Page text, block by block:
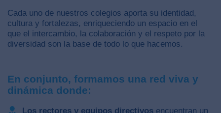
Cada uno de nuestros colegios aporta su identidad,
cultura y fortalezas, enriqueciendo un espacio en el
que el intercambio, la colaboración y el respeto por la
diversidad son la base de todo lo que hacemos.
En conjunto, formamos una red viva y
dinámica donde:
Los rectores y equipos directivos encuentran un